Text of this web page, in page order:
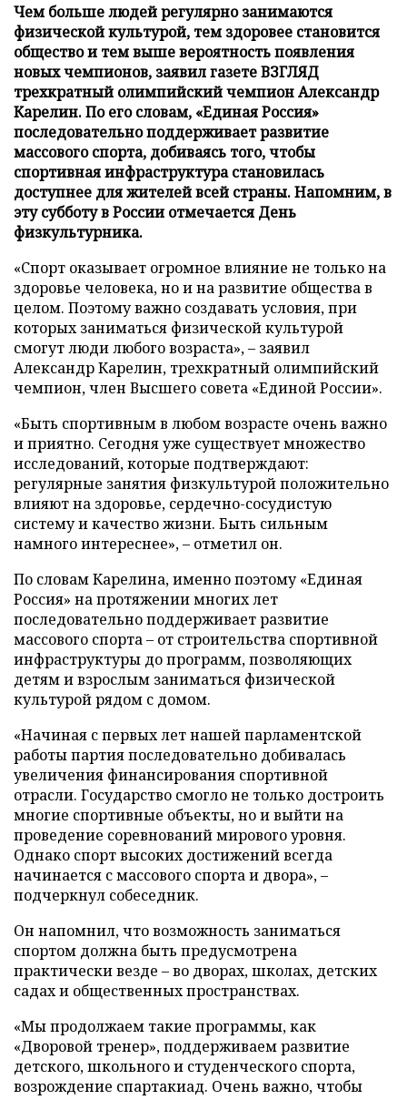
Чем больше людей регулярно занимаются
физической культурой, тем здоровее становится
общество и тем выше вероятность появления
новых чемпионов, заявил газете ВЗГЛЯД
трехкратный олимпийский чемпион Александр
Карелин. По его словам, «Единая Россия»
последовательно поддерживает развитие
массового спорта, добиваясь того, чтобы
спортивная инфраструктура становилась
доступнее для жителей всей страны. Напомним, в
эту субботу в России отмечается День
физкультурника.
«Спорт оказывает огромное влияние не только на
здоровье человека, но и на развитие общества в
целом. Поэтому важно создавать условия, при
которых заниматься физической культурой
смогут люди любого возраста», – заявил
Александр Карелин, трехкратный олимпийский
чемпион, член Высшего совета «Единой России».
«Быть спортивным в любом возрасте очень важно
и приятно. Сегодня уже существует множество
исследований, которые подтверждают:
регулярные занятия физкультурой положительно
влияют на здоровье, сердечно-сосудистую
систему и качество жизни. Быть сильным
намного интереснее», – отметил он.
По словам Карелина, именно поэтому «Единая
Россия» на протяжении многих лет
последовательно поддерживает развитие
массового спорта – от строительства спортивной
инфраструктуры до программ, позволяющих
детям и взрослым заниматься физической
культурой рядом с домом.
«Начиная с первых лет нашей парламентской
работы партия последовательно добивалась
увеличения финансирования спортивной
отрасли. Государство смогло не только достроить
многие спортивные объекты, но и выйти на
проведение соревнований мирового уровня.
Однако спорт высоких достижений всегда
начинается с массового спорта и двора», –
подчеркнул собеседник.
Он напомнил, что возможность заниматься
спортом должна быть предусмотрена
практически везде – во дворах, школах, детских
садах и общественных пространствах.
«Мы продолжаем такие программы, как
«Дворовой тренер», поддерживаем развитие
детского, школьного и студенческого спорта,
возрождение спартакиад. Очень важно, чтобы